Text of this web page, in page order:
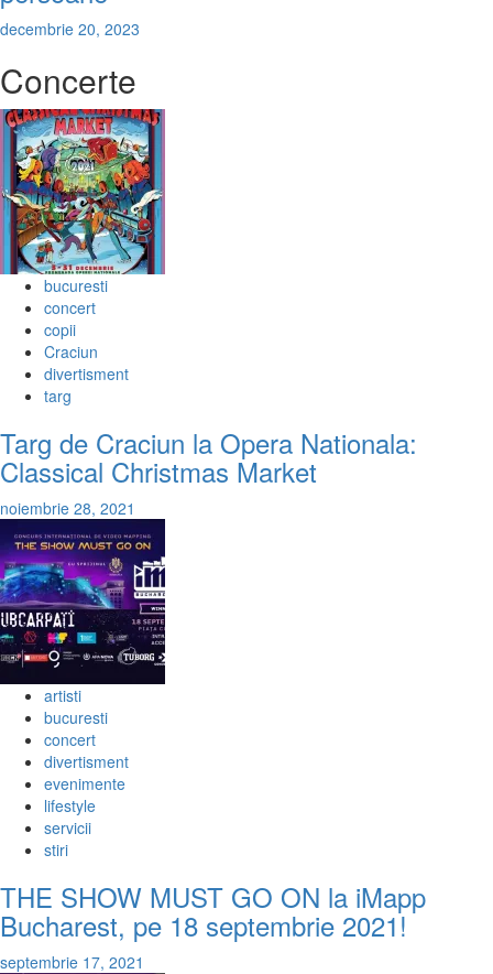
decembrie 20, 2023
Concerte
bucuresti
concert
copii
Craciun
divertisment
targ
Targ de Craciun la Opera Nationala:
Classical Christmas Market
noiembrie 28, 2021
artisti
bucuresti
concert
divertisment
evenimente
lifestyle
servicii
stiri
THE SHOW MUST GO ON la iMapp
Bucharest, pe 18 septembrie 2021!
septembrie 17, 2021